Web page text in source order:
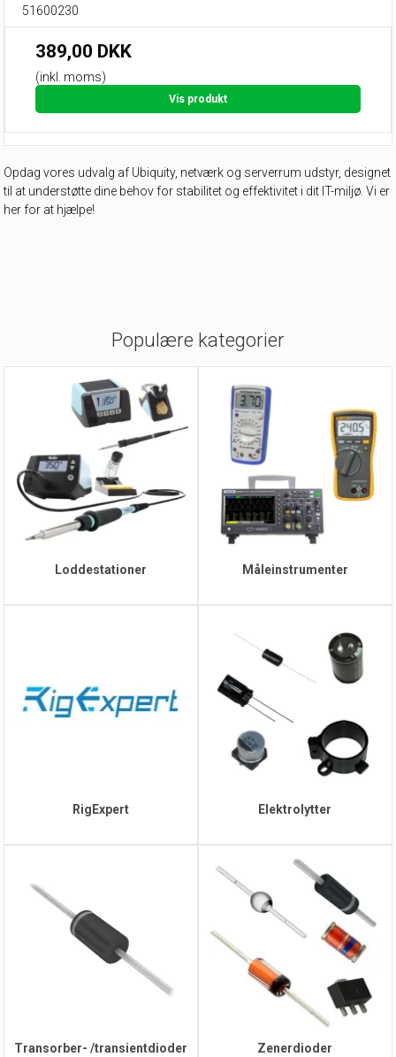
51600230
389,00 DKK
(inkl. moms)
Vis produkt
Opdag vores udvalg af Ubiquity, netværk og serverrum udstyr, designet
til at understøtte dine behov for stabilitet og effektivitet i dit IT-miljø. Vi er
her for at hjælpe!
Populære kategorier
Loddestationer Måleinstrumenter
RigExpert Elektrolytter
Transorber- /transientdioder Zenerdioder